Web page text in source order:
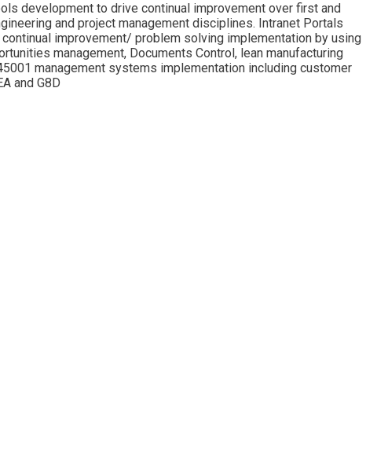
development to drive continual improvement over first and
and project management disciplines. Intranet Portals
improvement/ problem solving implementation by using
management, Documents Control, lean manufacturing
management systems implementation including customer
and G8D